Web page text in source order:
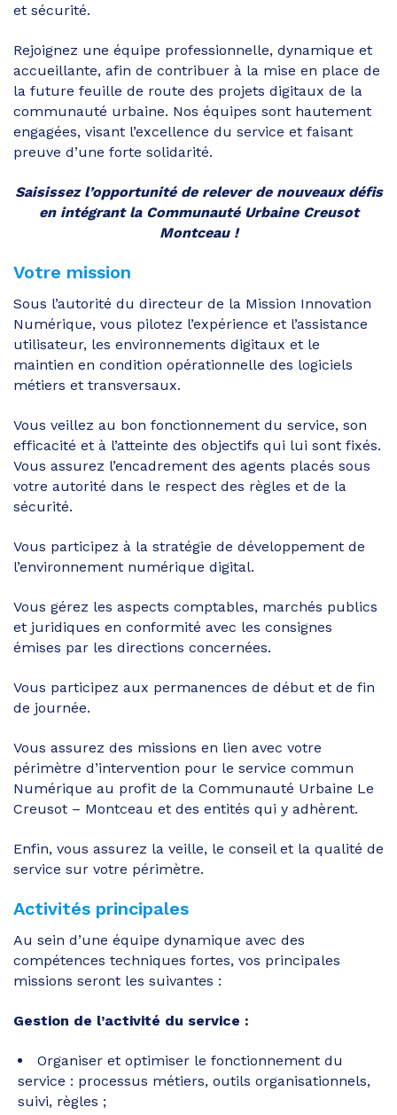
et sécurité.
Rejoignez une équipe professionnelle, dynamique et
accueillante, afin de contribuer à la mise en place de
la future feuille de route des projets digitaux de la
communauté urbaine. Nos équipes sont hautement
engagées, visant l’excellence du service et faisant
preuve d’une forte solidarité.
Saisissez l’opportunité de relever de nouveaux défis
en intégrant la Communauté Urbaine Creusot
Montceau !
Votre mission
Sous l’autorité du directeur de la Mission Innovation
Numérique, vous pilotez l’expérience et l’assistance
utilisateur, les environnements digitaux et le
maintien en condition opérationnelle des logiciels
métiers et transversaux.
Vous veillez au bon fonctionnement du service, son
efficacité et à l’atteinte des objectifs qui lui sont fixés.
Vous assurez l’encadrement des agents placés sous
votre autorité dans le respect des règles et de la
sécurité.
Vous participez à la stratégie de développement de
l’environnement numérique digital.
Vous gérez les aspects comptables, marchés publics
et juridiques en conformité avec les consignes
émises par les directions concernées.
Vous participez aux permanences de début et de fin
de journée.
Vous assurez des missions en lien avec votre
périmètre d’intervention pour le service commun
Numérique au profit de la Communauté Urbaine Le
Creusot – Montceau et des entités qui y adhèrent.
Enfin, vous assurez la veille, le conseil et la qualité de
service sur votre périmètre.
Activités principales
Au sein d’une équipe dynamique avec des
compétences techniques fortes, vos principales
missions seront les suivantes :
Gestion de l’activité du service :
Organiser et optimiser le fonctionnement du
service : processus métiers, outils organisationnels,
suivi, règles ;